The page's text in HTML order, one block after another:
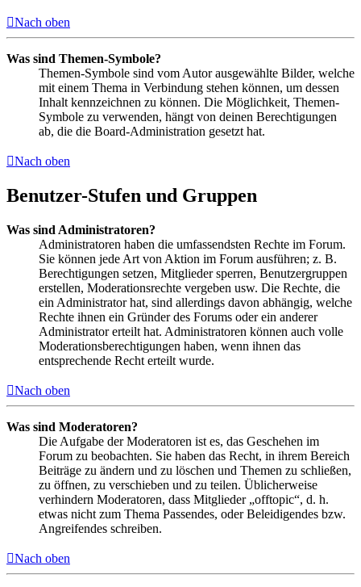
Nach oben
Was sind Themen-Symbole?
Themen-Symbole sind vom Autor ausgewählte Bilder, welche
mit einem Thema in Verbindung stehen können, um dessen
Inhalt kennzeichnen zu können. Die Möglichkeit, Themen-
Symbole zu verwenden, hängt von deinen Berechtigungen
ab, die die Board-Administration gesetzt hat.
Nach oben
Benutzer-Stufen und Gruppen
Was sind Administratoren?
Administratoren haben die umfassendsten Rechte im Forum.
Sie können jede Art von Aktion im Forum ausführen; z. B.
Berechtigungen setzen, Mitglieder sperren, Benutzergruppen
erstellen, Moderationsrechte vergeben usw. Die Rechte, die
ein Administrator hat, sind allerdings davon abhängig, welche
Rechte ihnen ein Gründer des Forums oder ein anderer
Administrator erteilt hat. Administratoren können auch volle
Moderationsberechtigungen haben, wenn ihnen das
entsprechende Recht erteilt wurde.
Nach oben
Was sind Moderatoren?
Die Aufgabe der Moderatoren ist es, das Geschehen im
Forum zu beobachten. Sie haben das Recht, in ihrem Bereich
Beiträge zu ändern und zu löschen und Themen zu schließen,
zu öffnen, zu verschieben und zu teilen. Üblicherweise
verhindern Moderatoren, dass Mitglieder „offtopic“, d. h.
etwas nicht zum Thema Passendes, oder Beleidigendes bzw.
Angreifendes schreiben.
Nach oben